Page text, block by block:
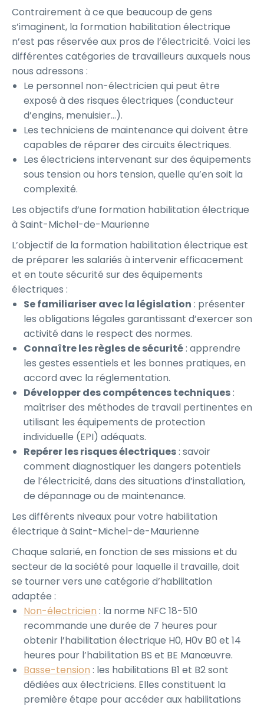
Contrairement à ce que beaucoup de gens
s’imaginent, la formation habilitation électrique
n’est pas réservée aux pros de l’électricité. Voici les
différentes catégories de travailleurs auxquels nous
nous adressons :
Le personnel non-électricien qui peut être
exposé à des risques électriques (conducteur
d’engins, menuisier…).
Les techniciens de maintenance qui doivent être
capables de réparer des circuits électriques.
Les électriciens intervenant sur des équipements
sous tension ou hors tension, quelle qu’en soit la
complexité.
Les objectifs d’une formation habilitation électrique
à Saint-Michel-de-Maurienne
L’objectif de la formation habilitation électrique est
de préparer les salariés à intervenir efficacement
et en toute sécurité sur des équipements
électriques :
Se familiariser avec la législation : présenter
les obligations légales garantissant d’exercer son
activité dans le respect des normes.
Connaître les règles de sécurité: apprendre
les gestes essentiels et les bonnes pratiques, en
accord avec la réglementation.
Développer des compétences techniques:
maîtriser des méthodes de travail pertinentes en
utilisant les équipements de protection
individuelle (EPI) adéquats.
Repérer les risques électriques: savoir
comment diagnostiquer les dangers potentiels
de l’électricité, dans des situations d’installation,
de dépannage ou de maintenance.
Les différents niveaux pour votre habilitation
électrique à Saint-Michel-de-Maurienne
Chaque salarié, en fonction de ses missions et du
secteur de la société pour laquelle il travaille, doit
se tourner vers une catégorie d’habilitation
adaptée :
Non-électricien : la norme NFC 18-510
recommande une durée de 7 heures pour
obtenir l’habilitation électrique H0, H0v B0 et 14
heures pour l’habilitation BS et BE Manœuvre.
Basse-tension : les habilitations B1 et B2 sont
dédiées aux électriciens. Elles constituent la
première étape pour accéder aux habilitations